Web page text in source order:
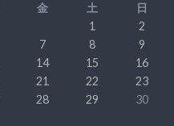
金 土
日
1
2
7 8
9
14 15
16
21 22
23
28 29
30